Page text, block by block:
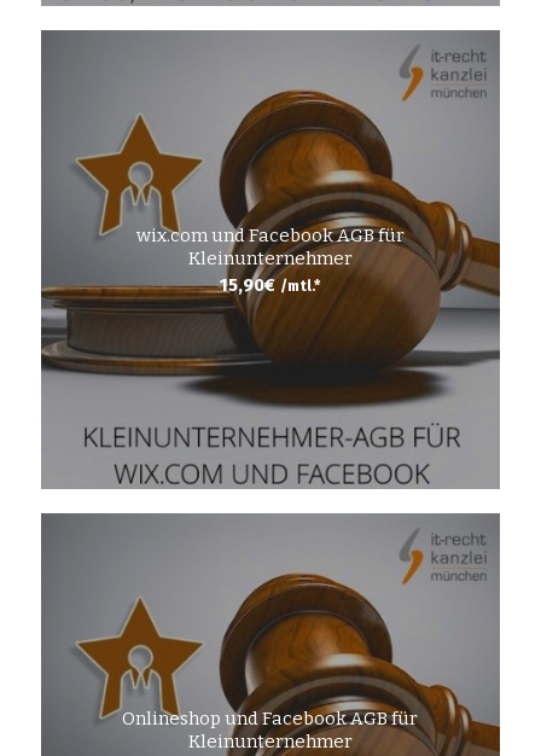
wix.com und Facebook AGB für
Kleinunternehmer
15,90€ /mtl.*
Onlineshop und Facebook AGB für
Kleinunternehmer